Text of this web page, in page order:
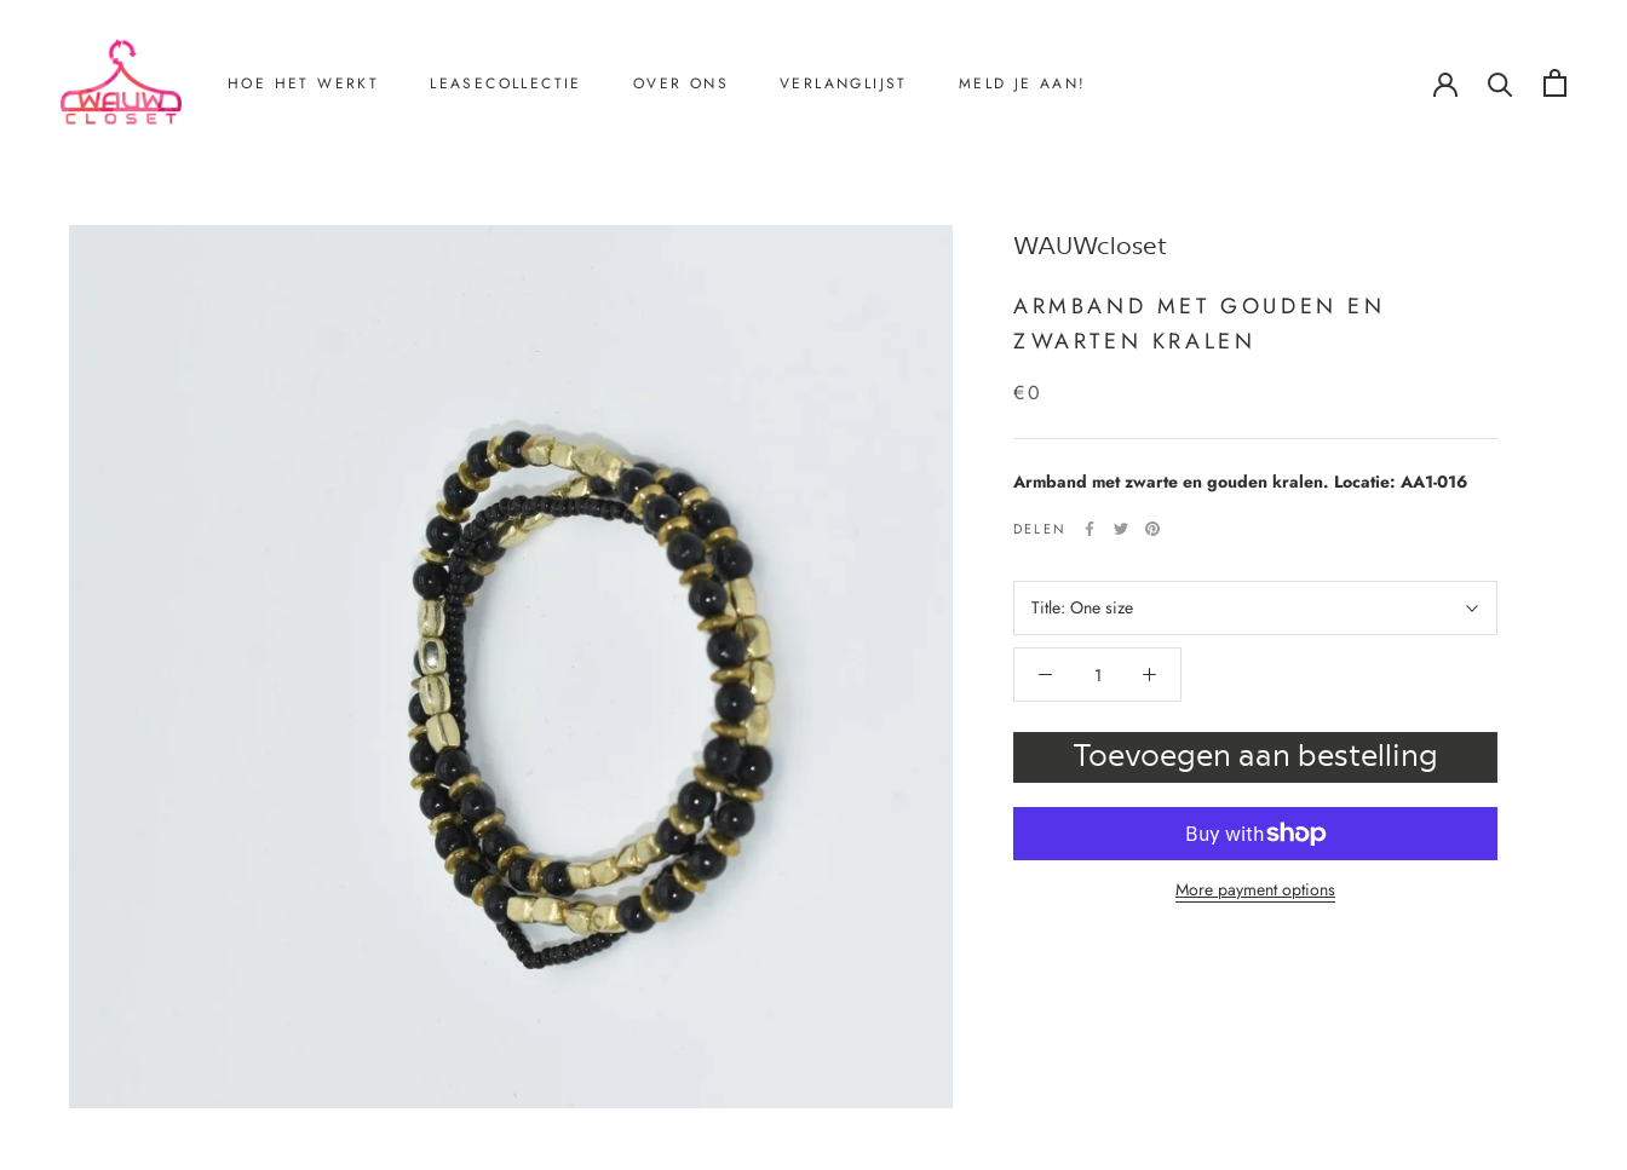
HOE HET WERKT LEASECOLLECTIE OVER ONS VERLANGLIJST MELD JE AAN!
WAUWcloset
ARMBAND MET GOUDEN EN
ZWARTEN KRALEN
€0
Armband met zwarte en gouden kralen. Locatie: AA1-016
DELEN
Title: One size
Toevoegen aan bestelling
More payment options